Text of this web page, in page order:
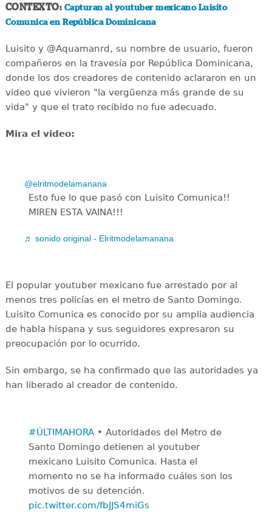
CONTEXTO: Capturan al youtuber mexicano Luisito
Comunica en República Dominicana
Luisito y @Aquamanrd, su nombre de usuario, fueron
compañeros en la travesía por República Dominicana,
donde los dos creadores de contenido aclararon en un
video que vivieron "la vergüenza más grande de su
vida" y que el trato recibido no fue adecuado.
Mira el video:
@elritmodelamanana
Esto fue lo que pasó con Luisito Comunica!!
MIREN ESTA VAINA!!!
♬ sonido original - Elritmodelamanana
El popular youtuber mexicano fue arrestado por al
menos tres policías en el metro de Santo Domingo.
Luisito Comunica es conocido por su amplia audiencia
de habla hispana y sus seguidores expresaron su
preocupación por lo ocurrido.
Sin embargo, se ha confirmado que las autoridades ya
han liberado al creador de contenido.
#ÚLTIMAHORA • Autoridades del Metro de
Santo Domingo detienen al youtuber
mexicano Luisito Comunica. Hasta el
momento no se ha informado cuáles son los
motivos de su detención.
pic.twitter.com/fbJJS4miGs